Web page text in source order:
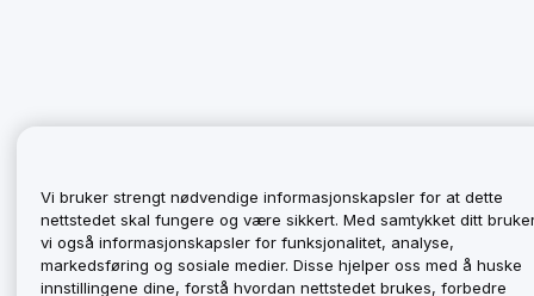
Vi bruker strengt nødvendige informasjonskapsler for at dette
nettstedet skal fungere og være sikkert. Med samtykket ditt
vi også informasjonskapsler for funksjonalitet, analyse,
markedsføring og sosiale medier. Disse hjelper oss med å huske
innstillingene dine, forstå hvordan nettstedet brukes, forbedre